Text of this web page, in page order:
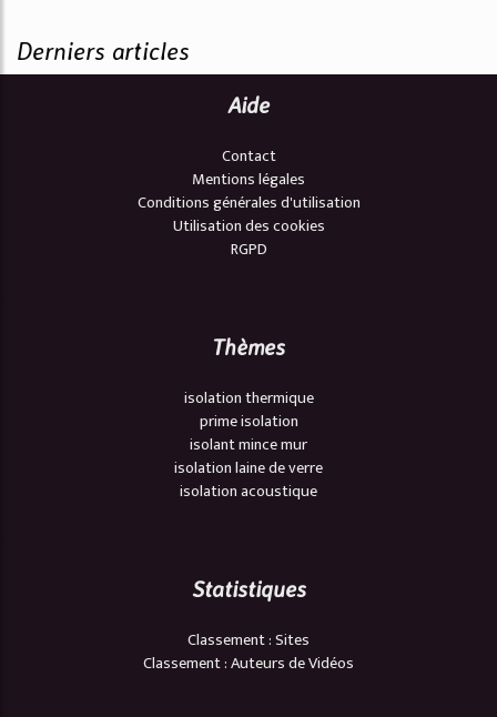
Derniers articles
Aide
Contact
Mentions légales
Conditions générales d'utilisation
Utilisation des cookies
RGPD
Thèmes
isolation thermique
prime isolation
isolant mince mur
isolation laine de verre
isolation acoustique
Statistiques
Classement : Sites
Classement : Auteurs de Vidéos